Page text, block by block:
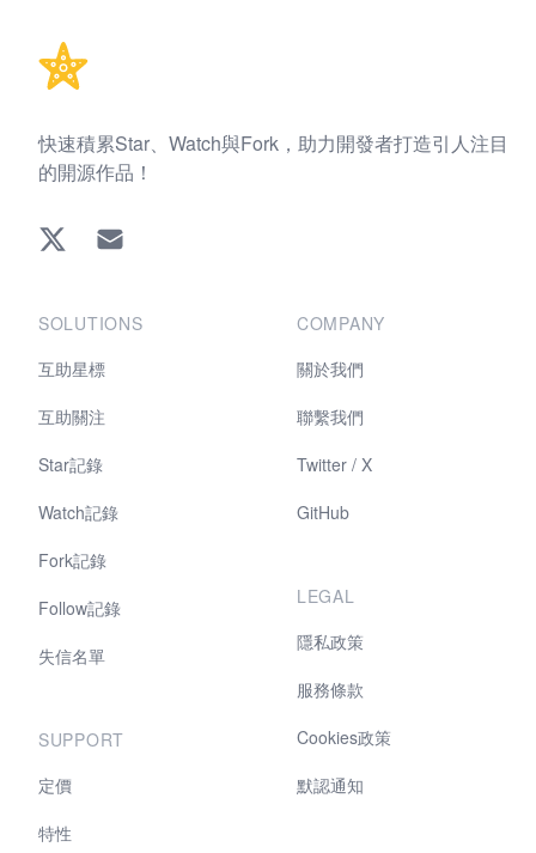
快速積累Star、Watch與Fork，助力開發者打造引人注目
的開源作品！
Twitter EMAIL
SOLUTIONS
互助星標
互助關注
Star記錄
Watch記錄
Fork記錄
Follow記錄
失信名單
SUPPORT
定價
特性
COMPANY
關於我們
聯繫我們
Twitter / X
GitHub
LEGAL
隱私政策
服務條款
Cookies政策
默認通知